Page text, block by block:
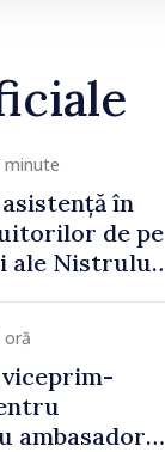
minute
în
de pe
ale Nistrului
cu
a
Moldova,
oră
ambasadorul